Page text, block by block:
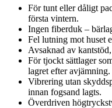
För tunt eller dåligt
första vintern.
Ingen fiberduk –
Fel lutning mot huset
Avsaknad av
För tjockt sättlager
lagret efter avjämning.
Vibrering utan
innan fogsand lagts.
Överdriven